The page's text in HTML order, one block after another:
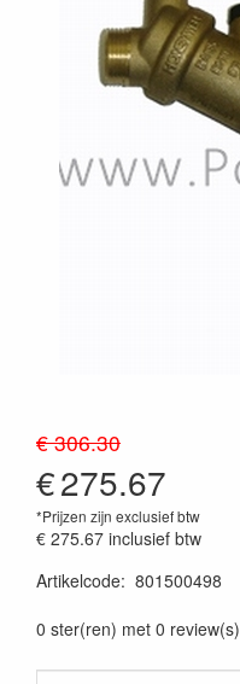
€ 306.30
€275.67
*Prijzen zijn exclusief btw
€ 275.67 inclusief btw
Artikelcode: 801500498
0 ster(ren) met 0 review(s)